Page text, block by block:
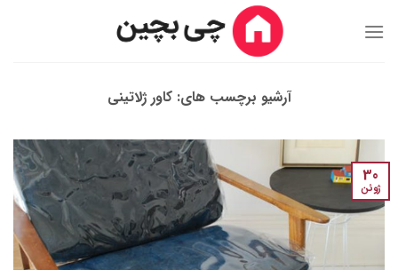
آرشیو برچسب های:کاور ژلاتینی
30
ژوئن